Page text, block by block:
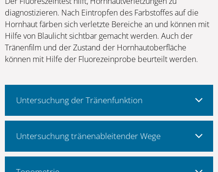
diagnostizieren. Nach Eintropfen des Farbstoffes auf die
Hornhaut färben sich verletzte Bereiche an und können mit
Hilfe von Blaulicht sichtbar gemacht werden. Auch der
Tränenfilm und der Zustand der Hornhautoberfläche
können mit Hilfe der Fluorezeinprobe beurteilt werden.
Untersuchung der Tränenfunktion
Untersuchung tränenableitender Wege